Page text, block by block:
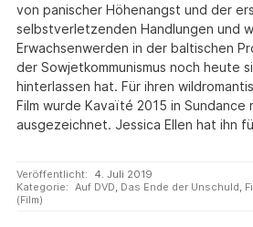
von panischer Höhenangst und der
selbstverletzenden Handlungen und
Erwachsenwerden in der baltischen
der Sowjetkommunismus noch heute
hinterlassen hat. Für ihren
Film wurde Kavaïté 2015 in Sundance
ausgezeichnet. Jessica Ellen hat ihn
Veröffentlicht:
4. Juli 2019
Kategorie: Auf DVD, Das Ende der Unschuld,
(Film)